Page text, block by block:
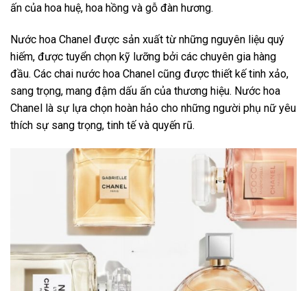
ấn của hoa huệ, hoa hồng và gỗ đàn hương.
Nước hoa Chanel được sản xuất từ những nguyên liệu quý
hiếm, được tuyển chọn kỹ lưỡng bởi các chuyên gia hàng
đầu. Các chai nước hoa Chanel cũng được thiết kế tinh xảo,
sang trọng, mang đậm dấu ấn của thương hiệu. Nước hoa
Chanel là sự lựa chọn hoàn hảo cho những người phụ nữ yêu
thích sự sang trọng, tinh tế và quyến rũ.